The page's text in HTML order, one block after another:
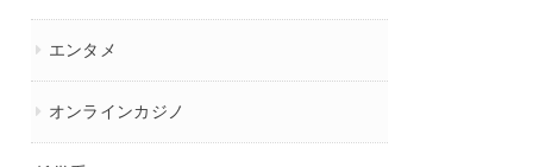
エンタメ
オンラインカジノ